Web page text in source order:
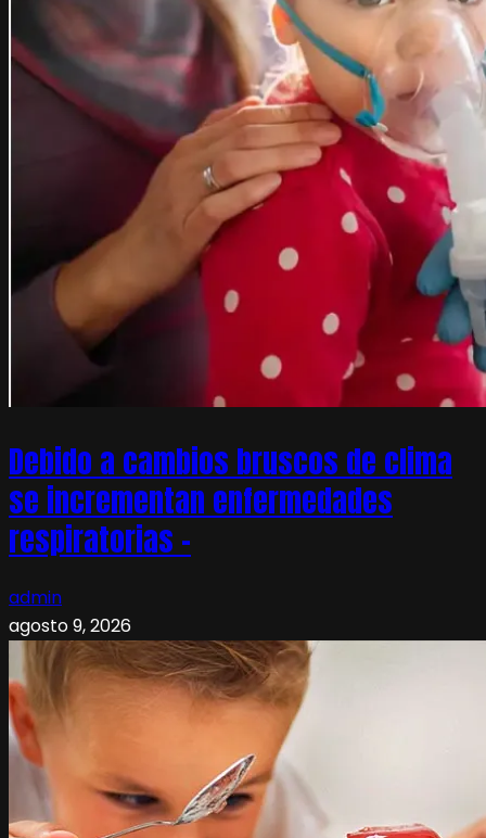
Debido a cambios bruscos de clima
se incrementan enfermedades
respiratorias –
admin
agosto 9, 2026